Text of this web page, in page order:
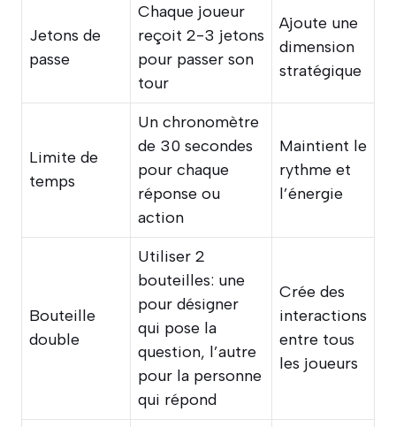
Jetons de
passe
Chaque joueur
reçoit 2-3 jetons
pour passer son
tour
Ajoute une
dimension
stratégique
Limite de
temps
Un chronomètre
de 30 secondes
pour chaque
réponse ou
action
Maintient le
rythme et
l’énergie
Bouteille
double
Utiliser 2
bouteilles: une
pour désigner
qui pose la
question, l’autre
pour la personne
qui répond
Crée des
interactions
entre tous
les joueurs